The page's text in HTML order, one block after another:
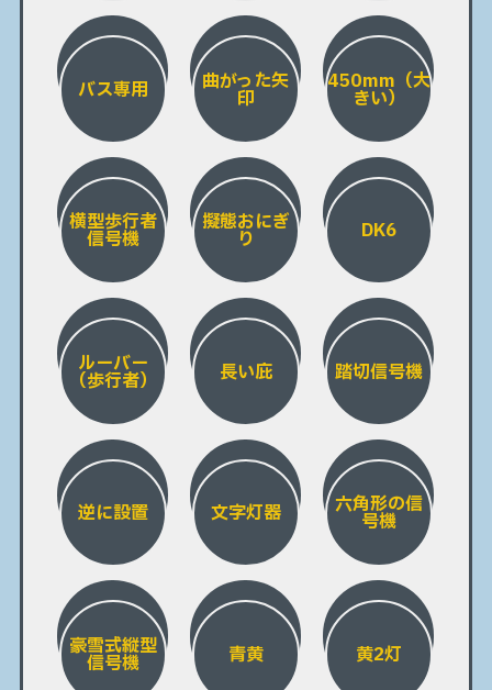
バス専用 曲がった矢
印
450mm（大
きい）
横型歩行者
信号機
擬態おにぎ
り DK6
ルーバー
（歩行者） 長い庇 踏切信号機
逆に設置 文字灯器 六角形の信
号機
豪雪式縦型
信号機 青黄 黄2灯